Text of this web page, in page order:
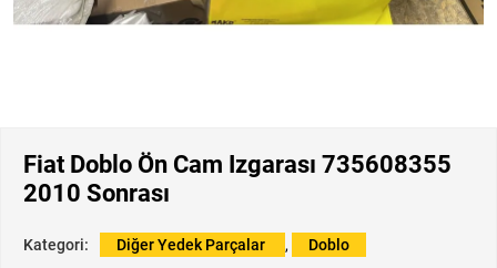
Fiat Doblo Ön Cam Izgarası 735608355
2010 Sonrası
Kategori: Diğer Yedek Parçalar , Doblo